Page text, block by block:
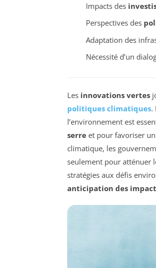
Impacts des
Perspectives des
Adaptation des
Nécessité d’un
Les innovations vertes
politiques climatiques.
l’environnement est
serre et pour favoriser
climatique, les
seulement pour atténuer
stratégies aux défis
anticipation des